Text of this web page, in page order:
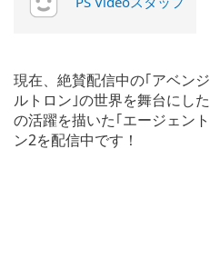
現在、絶賛配信中の｢アベン
ルトロン｣の世界を舞台にし
の活躍を描いた｢エージェン
ン2を配信中です！